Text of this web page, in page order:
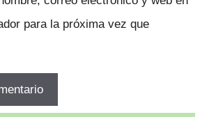
para la próxima vez que